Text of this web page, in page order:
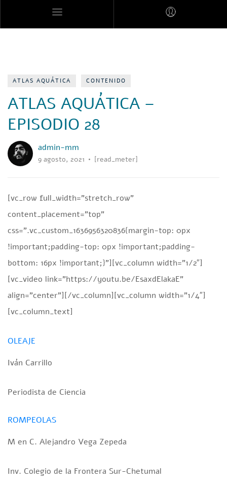
ATLAS AQUÁTICA CONTENIDO
ATLAS AQUÁTICA –
EPISODIO 28
admin-mm
9 agosto, 2021 [read_meter]
[vc_row full_width=”stretch_row”
content_placement=”top”
css=”.vc_custom_1636956320836{margin-top: 0px
!important;padding-top: 0px !important;padding-
bottom: 16px !important;}”][vc_column width=”1/2″]
[vc_video link=”https://youtu.be/EsaxdElakaE”
align=”center”][/vc_column][vc_column width=”1/4″]
[vc_column_text]
OLEAJE
Iván Carrillo
Periodista de Ciencia
ROMPEOLAS
M en C. Alejandro Vega Zepeda
Inv. Colegio de la Frontera Sur-Chetumal